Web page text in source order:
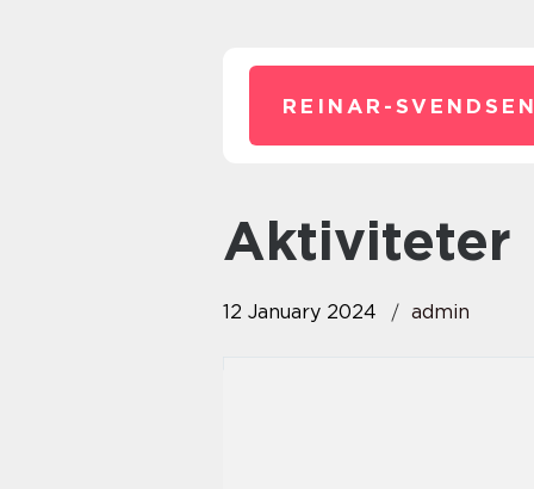
REINAR-
aktiviteter
12 January 2024 admin